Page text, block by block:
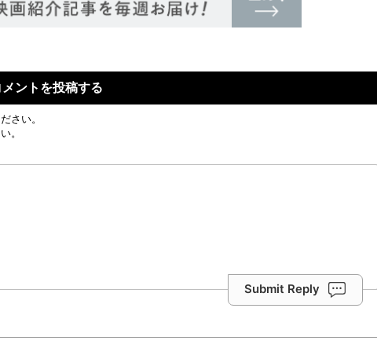
ントを投稿する
さい。
。
Submit Reply